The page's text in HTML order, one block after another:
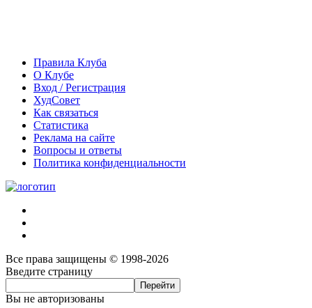
Правила Клуба
О Клубе
Вход / Регистрация
ХудСовет
Как связаться
Статистика
Реклама на сайте
Вопросы и ответы
Политика конфиденциальности
Все права защищены © 1998-2026
Введите страницу
Вы не авторизованы